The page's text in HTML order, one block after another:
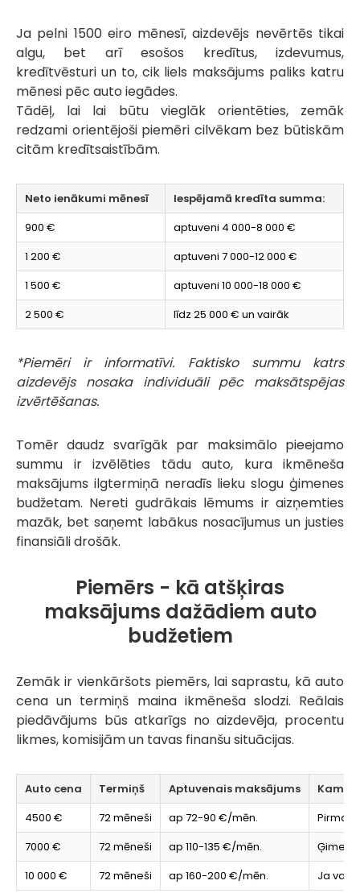
Ja pelni 1500 eiro mēnesī, aizdevējs nevērtēs tikai
algu, bet arī esošos kredītus, izdevumus,
kredītvēsturi un to, cik liels maksājums paliks katru
mēnesi pēc auto iegādes.
Tādēļ, lai lai būtu vieglāk orientēties, zemāk
redzami orientējoši piemēri cilvēkam bez būtiskām
citām kredītsaistībām.
Neto ienākumi mēnesī
Iespējamā kredīta summa:
900 €
aptuveni 4 000-8 000 €
1 200 €
aptuveni 7 000-12 000 €
1 500 €
aptuveni 10 000-18 000 €
2 500 €
līdz 25 000 € un vairāk
*Piemēri ir informatīvi. Faktisko summu katrs
aizdevējs nosaka individuāli pēc maksātspējas
izvērtēšanas.
Tomēr daudz svarīgāk par maksimālo pieejamo
summu ir izvēlēties tādu auto, kura ikmēneša
maksājums ilgtermiņā neradīs lieku slogu ģimenes
budžetam. Nereti gudrākais lēmums ir aizņemties
mazāk, bet saņemt labākus nosacījumus un justies
finansiāli drošāk.
Piemērs - kā atšķiras
maksājums dažādiem auto
budžetiem
Zemāk ir vienkāršots piemērs, lai saprastu, kā auto
cena un termiņš maina ikmēneša slodzi. Reālais
piedāvājums būs atkarīgs no aizdevēja, procentu
likmes, komisijām un tavas finanšu situācijas.
Auto cena Termiņš Aptuvenais maksājums
Kam
4500 €
72 mēneši ap 72-90 €/mēn.
7000 €
72 mēneši ap 110-135 €/mēn.
10 000 €
72 mēneši ap 160-200 €/mēn. Ja